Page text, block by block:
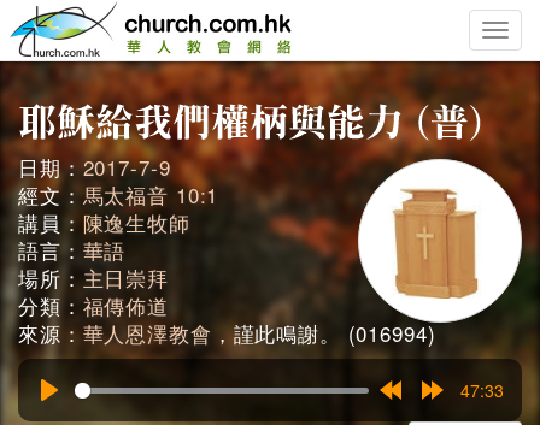
Toggle
日期：2017-7-9
經文：馬太福音 10:1
講員： 陳逸生牧師
語言： 華語
場所： 主日崇拜
分類： 福傳佈道
來源： 華人恩澤教會 ，謹此鳴謝。 (016994)
47:33